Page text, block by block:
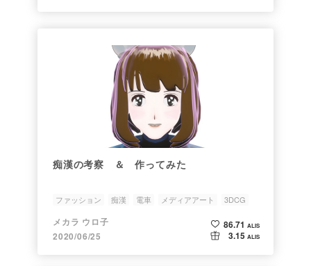
痴漢の考察 ＆ 作ってみた
ファッション 痴漢 電車 メディアアート 3DCG
メカラ ウロ子
2020/06/25
86.71 ALIS
3.15 ALIS